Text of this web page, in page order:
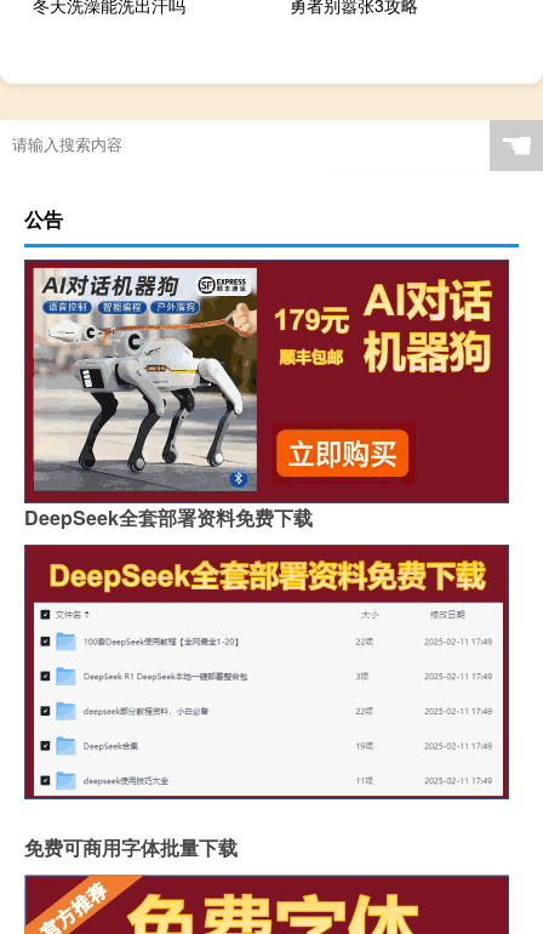
☚
公告
DeepSeek全套部署资料免费下载
免费可商用字体批量下载